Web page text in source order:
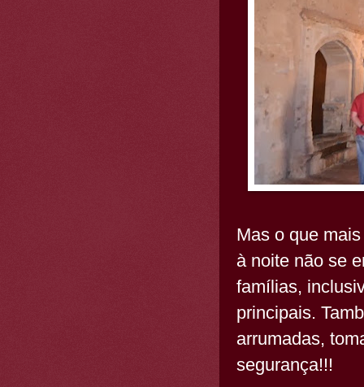
Mas o que
à noite não se
famílias,
principais.
arrumadas,
segurança!!!